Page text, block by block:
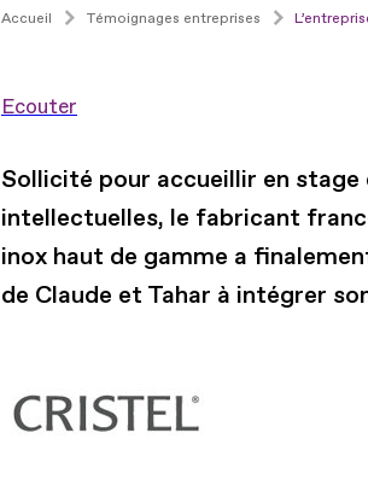
Accueil Témoignages entreprises
Ecouter
Sollicité pour accueillir en
intellectuelles, le fabricant
inox haut de gamme a
de Claude et Tahar à intégrer